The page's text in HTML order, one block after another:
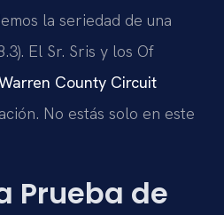
la seriedad de una
El Sr. Sris y los Of
County Circuit
No estás solo en este
Prueba de